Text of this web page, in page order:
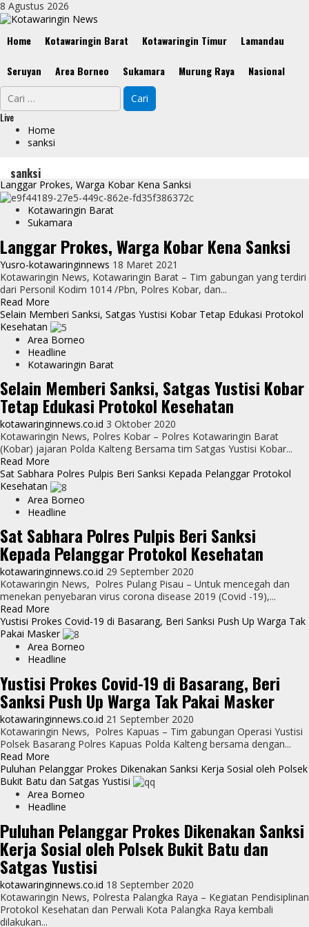
Skip
to
8 Agustus 2026
Menu
Home Kotawaringin Barat Kotawaringin Timur Lamandau
Seruyan Area Borneo Sukamara Murung Raya Nasional
Cari
untuk:
Live
Home
sanksi
sanksi
Langgar Prokes, Warga Kobar Kena Sanksi
Kotawaringin Barat
Sukamara
Langgar Prokes, Warga Kobar Kena Sanksi
Yusro-kotawaringinnews 18 Maret 2021
Kotawaringin News, Kotawaringin Barat – Tim gabungan yang terdiri
dari Personil Kodim 1014 /Pbn, Polres Kobar, dan...
Read More
more
about
Langgar
Prokes,
Warga
Kobar
Kena
Sanksi
Selain Memberi Sanksi, Satgas Yustisi Kobar Tetap Edukasi Protokol
Kesehatan
Area Borneo
Headline
Kotawaringin Barat
Selain Memberi Sanksi, Satgas Yustisi Kobar
Tetap Edukasi Protokol Kesehatan
kotawaringinnews.co.id 3 Oktober 2020
Kotawaringin News, Polres Kobar – Polres Kotawaringin Barat
(Kobar) jajaran Polda Kalteng Bersama tim Satgas Yustisi Kobar...
Read More
more
about
Selain
Memberi
Satgas
Yustisi
Kobar
Tetap
Edukasi
Protokol
Sat Sabhara Polres Pulpis Beri Sanksi Kepada Pelanggar Protokol
Kesehatan
Area Borneo
Headline
Sat Sabhara Polres Pulpis Beri Sanksi
Kepada Pelanggar Protokol Kesehatan
kotawaringinnews.co.id 29 September 2020
Kotawaringin News, Polres Pulang Pisau – Untuk mencegah dan
menekan penyebaran virus corona disease 2019 (Covid -19),...
Read More
more
about
Sat
Sabhara
Pulpis
Beri
Sanksi
Kepada
Pelanggar
Protokol
Yustisi Prokes Covid-19 di Basarang, Beri Sanksi Push Up Warga Tak
Pakai Masker
Area Borneo
Headline
Yustisi Prokes Covid-19 di Basarang, Beri
Sanksi Push Up Warga Tak Pakai Masker
kotawaringinnews.co.id 21 September 2020
Kotawaringin News, Polres Kapuas – Tim gabungan Operasi Yustisi
Polsek Basarang Polres Kapuas Polda Kalteng bersama dengan...
Read More
more
about
Yustisi
Prokes
19
di
Basarang,
Beri
Sanksi
Push
Up
Warga
Puluhan Pelanggar Prokes Dikenakan Sanksi Kerja Sosial oleh Polsek
Bukit Batu dan Satgas Yustisi
Area Borneo
Headline
Puluhan Pelanggar Prokes Dikenakan Sanksi
Kerja Sosial oleh Polsek Bukit Batu dan
Satgas Yustisi
kotawaringinnews.co.id 18 September 2020
Kotawaringin News, Polresta Palangka Raya – Kegiatan Pendisiplinan
Protokol Kesehatan dan Perwali Kota Palangka Raya kembali
dilakukan...